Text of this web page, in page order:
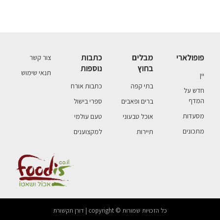
פופולארי
יין
חדש על
המדף
מסעדות
מתכונים
מבלים
בחוץ
בתי קפה
ברים ופאבים
אוכל טבעוני
תיירות
כתבות
נוספות
כתבות אורח
ספרי בישול
טעם עולמי
למקצוענים
צור קשר
תנאי שימוש
כל הזכויות שמורות © copyright | דורן תקשורת